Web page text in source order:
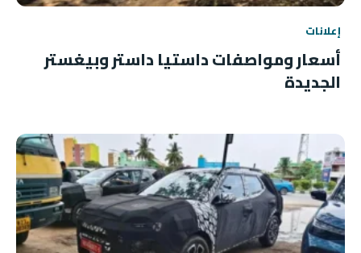
إعلانات
أسعار ومواصفات داستيا داستر وبيغستر
الجديدة